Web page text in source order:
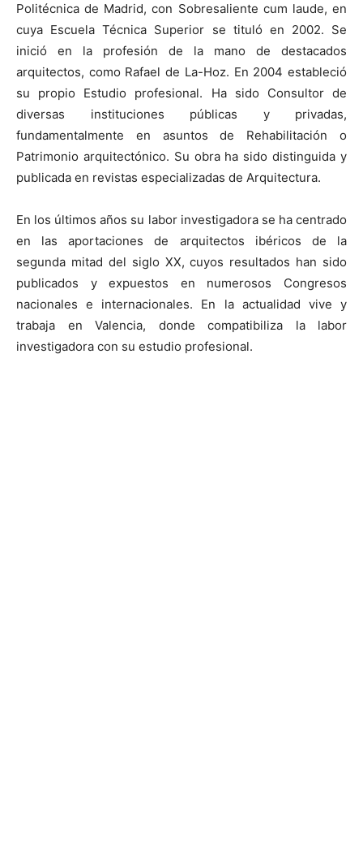
Politécnica de Madrid, con Sobresaliente cum laude, en
cuya Escuela Técnica Superior se tituló en 2002. Se
inició en la profesión de la mano de destacados
arquitectos, como Rafael de La-Hoz. En 2004 estableció
su propio Estudio profesional. Ha sido Consultor de
diversas instituciones públicas y privadas,
fundamentalmente en asuntos de Rehabilitación o
Patrimonio arquitectónico. Su obra ha sido distinguida y
publicada en revistas especializadas de Arquitectura.
En los últimos años su labor investigadora se ha centrado
en las aportaciones de arquitectos ibéricos de la
segunda mitad del siglo XX, cuyos resultados han sido
publicados y expuestos en numerosos Congresos
nacionales e internacionales. En la actualidad vive y
trabaja en Valencia, donde compatibiliza la labor
investigadora con su estudio profesional.